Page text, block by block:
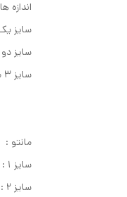
اندازه
سایز
سایز دو
سایز ۳ مناسب ۶ تا ۹ ماه
مانتو :
سایز ۱ : پهنا۲۱ قد لباس۲۶
سایز ۲ : پهنا۲۳ قد لباس۲۹